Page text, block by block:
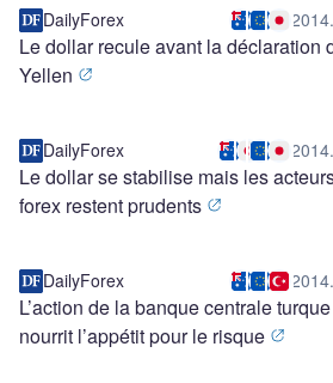
DailyForex
Le dollar recule avant la déclaration
Yellen
DailyForex
Le dollar se stabilise mais les
forex restent prudents
DailyForex
L’action de la banque centrale turque
nourrit l’appétit pour le risque